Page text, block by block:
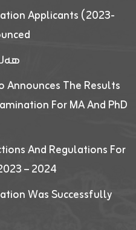
Applicants (2023-
Announces The Results
For MA And PhD
And Regulations For
– 2024
Was Successfully